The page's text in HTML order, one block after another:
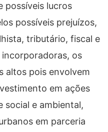
possíveis lucros
possíveis prejuízos,
tributário, fiscal e
incorporadoras, os
altos pois envolvem
em ações
social e ambiental,
em parceria